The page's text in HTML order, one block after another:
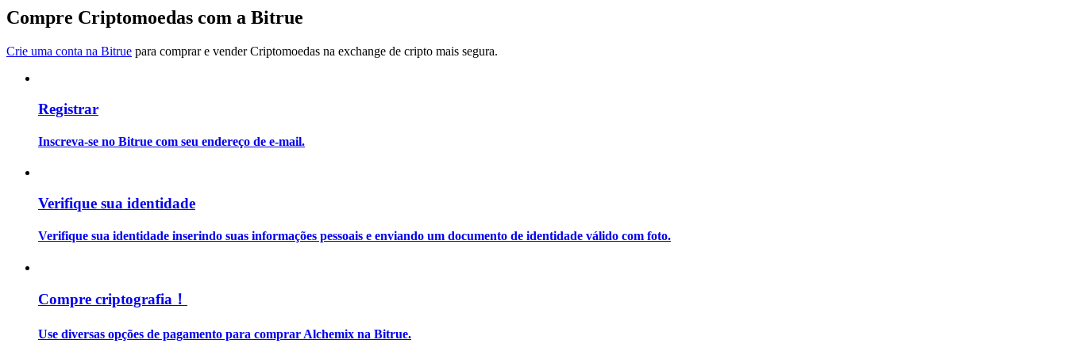
Torne-se um Trader de Cópias
Informação
Análise de big data, incluindo informações comerciais, etc.
Compre Criptomoedas com a Bitrue
Crie uma conta na Bitrue para comprar e vender Criptomoedas na exchange de cripto mais segura.
Registrar
Inscreva-se no Bitrue com seu endereço de e-mail.
Verifique sua identidade
Verifique sua identidade inserindo suas informações pessoais e enviando um documento de identidade válido com foto.
Compre criptografia！
Use diversas opções de pagamento para comprar Alchemix na Bitrue.